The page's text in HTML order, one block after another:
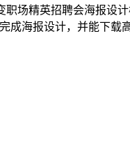
场精英招聘会海报设
成海报设计，并能下载